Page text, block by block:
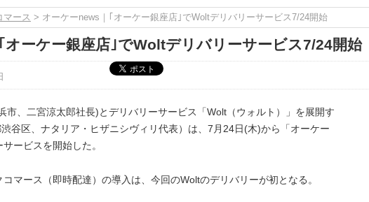
マース > オーケーnews｜｢オーケー銀座店｣でWoltデリバリーサービス7/24開始
オーケー銀座店｣でWoltデリバリーサービス7/24開始
市、二宮涼太郎社長)とデリバリーサービス「Wolt（ウォルト）」を展開す
谷区、ナタリア・ヒザニシヴィリ代表）は、7月24日(木)から「オーケー
ービスを開始した。
コマース（即時配達）の導入は、今回のWoltのデリバリーが初となる。